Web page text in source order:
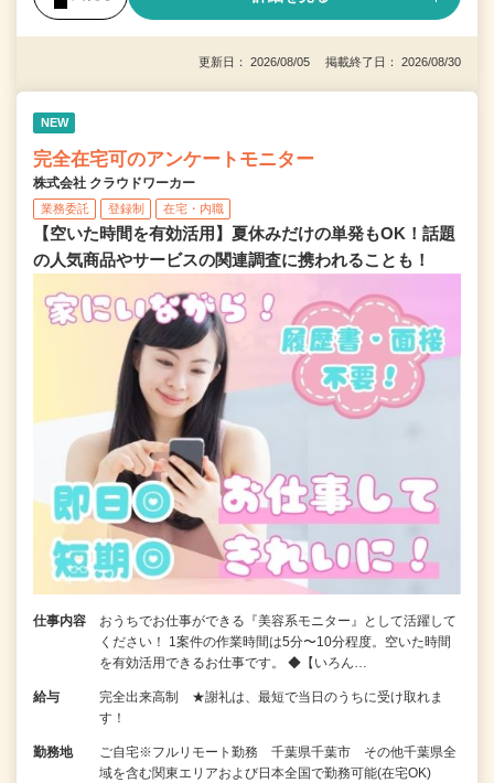
更新日： 2026/08/05 掲載終了日： 2026/08/30
NEW
完全在宅可のアンケートモニター
株式会社 クラウドワーカー
業務委託 登録制 在宅・内職
【空いた時間を有効活用】夏休みだけの単発もOK！話題
の人気商品やサービスの関連調査に携われることも！
仕事内容
おうちでお仕事ができる『美容系モニター』として活躍して
ください！ 1案件の作業時間は5分〜10分程度。空いた時間
を有効活用できるお仕事です。 ◆【いろん…
給与
完全出来高制 ★謝礼は、最短で当日のうちに受け取れま
す！
勤務地
ご自宅※フルリモート勤務 千葉県千葉市 その他千葉県全
域を含む関東エリアおよび日本全国で勤務可能(在宅OK)